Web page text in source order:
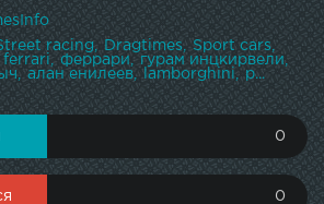
racing Dragtimes
Sport cars
ferrari феррари
гурам инцкирвели
алан енилеев lamborghini p...
0
0